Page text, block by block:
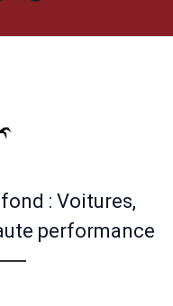
: Voitures,
performance